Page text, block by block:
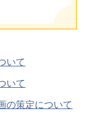
いて
いて
の策定について